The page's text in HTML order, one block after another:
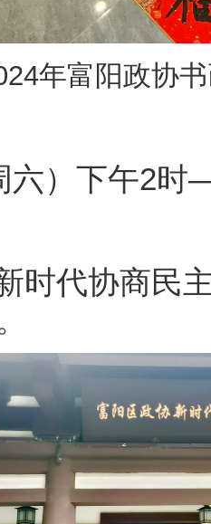
年富阳政协
六）下午2时
时代协商民